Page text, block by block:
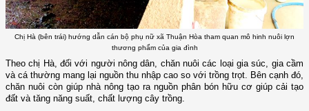
Chị Hà (bên trái) hướng dẫn cán bộ phụ nữ xã Thuận Hòa tham quan mô hinh nuôi lợn
thương phẩm của gia đình
Theo chị Hà, đối với người nông dân, chăn nuôi các loại gia súc, gia cầm
và cá thường mang lại nguồn thu nhập cao so với trồng trọt. Bên cạnh đó,
chăn nuôi còn giúp nhà nông tạo ra nguồn phân bón hữu cơ giúp cải tạo
đất và tăng năng suất, chất lượng cây trồng.